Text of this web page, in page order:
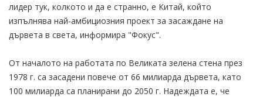
лидер тук, колкото и да е странно, е Китай, който
изпълнява най-амбициозния проект за засаждане на
дървета в света, информира "Фокус".
От началото на работата по Великата зелена стена през
1978 г. са засадени повече от 66 милиарда дървета, като
100 милиарда са планирани до 2050 г. Надеждата е, че